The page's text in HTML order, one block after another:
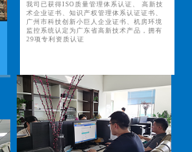
我司已获得ISO质量管理体系认证、 高新技
术企业证书、知识产权管理体系认证证书、
广州市科技创新小巨人企业证书、机房环境
监控系统认定为广东省高新技术产品，拥有
29项专利资质认证